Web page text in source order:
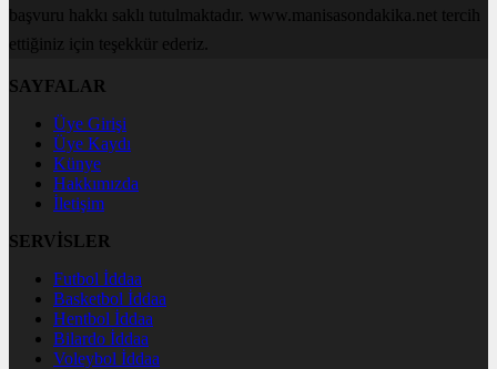
başvuru hakkı saklı tutulmaktadır. www.manisasondakika.net tercih
ettiğiniz için teşekkür ederiz.
SAYFALAR
Üye Girişi
Üye Kaydı
Künye
Hakkımızda
İletişim
SERVİSLER
Futbol İddaa
Basketbol İddaa
Hentbol İddaa
Bilardo İddaa
Voleybol İddaa